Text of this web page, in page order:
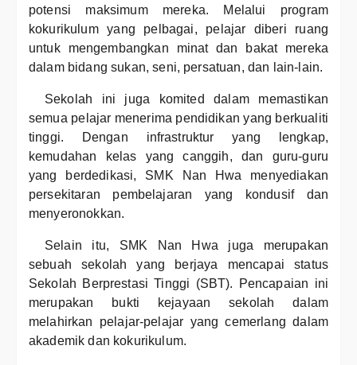
potensi maksimum mereka. Melalui program
kokurikulum yang pelbagai, pelajar diberi ruang
untuk mengembangkan minat dan bakat mereka
dalam bidang sukan, seni, persatuan, dan lain-lain.
Sekolah ini juga komited dalam memastikan
semua pelajar menerima pendidikan yang berkualiti
tinggi. Dengan infrastruktur yang lengkap,
kemudahan kelas yang canggih, dan guru-guru
yang berdedikasi, SMK Nan Hwa menyediakan
persekitaran pembelajaran yang kondusif dan
menyeronokkan.
Selain itu, SMK Nan Hwa juga merupakan
sebuah sekolah yang berjaya mencapai status
Sekolah Berprestasi Tinggi (SBT). Pencapaian ini
merupakan bukti kejayaan sekolah dalam
melahirkan pelajar-pelajar yang cemerlang dalam
akademik dan kokurikulum.